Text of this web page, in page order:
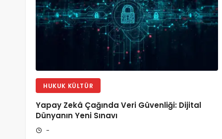
HUKUK KÜLTÜR
Yapay Zekâ Çağında Veri Güvenliği: Dijital
Dünyanın Yeni Sınavı
-